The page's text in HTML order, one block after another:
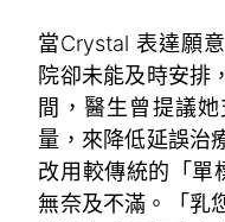
當Crystal 表達願
院卻未能及時安排
間，醫生曾提議
量，來降低延誤治
改用較傳統的「單
無奈及不滿。「乳